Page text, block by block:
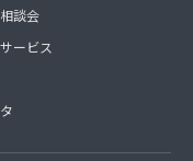
談会
ービス